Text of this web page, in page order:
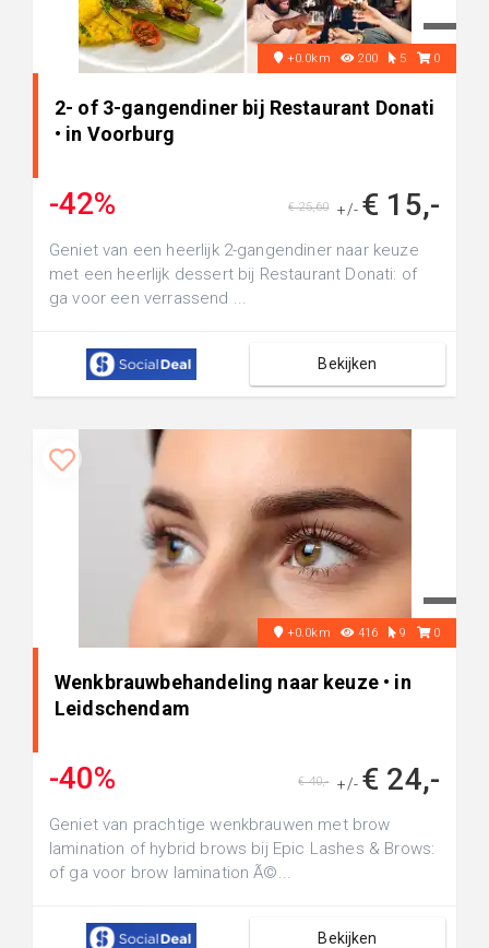
+0.0km 200 5 0
2- of 3-gangendiner bij Restaurant Donati
• in Voorburg
-42% +/- € 15,-
€ 25,60
Geniet van een heerlijk 2-gangendiner naar keuze
met een heerlijk dessert bij Restaurant Donati: of
ga voor een verrassend ...
Bekijken
+0.0km 416 9 0
Wenkbrauwbehandeling naar keuze • in
Leidschendam
-40% +/- € 24,-
€ 40,-
Geniet van prachtige wenkbrauwen met brow
lamination of hybrid brows bij Epic Lashes & Brows:
of ga voor brow lamination Ã©...
Bekijken